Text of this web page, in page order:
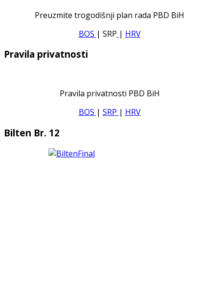
Preuzmite trogodišnji plan rada PBD BiH
BOS | SRP | HRV
Pravila privatnosti
Pravila privatnosti PBD BiH
BOS | SRP | HRV
Bilten Br. 12